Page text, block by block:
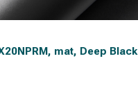
mat, Deep Black